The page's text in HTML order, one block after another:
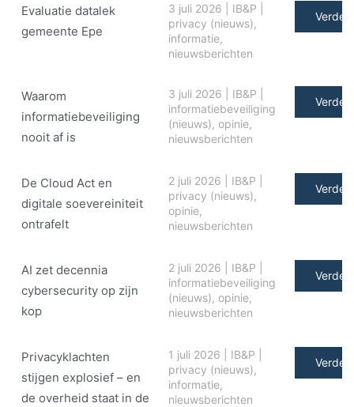
Evaluatie datalek
gemeente Epe
3 juli 2026 IB&P
privacy (nieuws),
informatie,
nieuwsberichten
Verder
Waarom
informatiebeveiliging
nooit af is
3 juli 2026 IB&P
informatiebeveiliging
(nieuws), opinie,
nieuwsberichten
Verder
De Cloud Act en
digitale soe­ve­rei­ni­teit
ontrafelt
2 juli 2026 IB&P
privacy (nieuws),
opinie,
nieuwsberichten
Verder
AI zet decennia
cybersecurity op zijn
kop
2 juli 2026 IB&P
informatiebeveiliging
(nieuws), opinie,
nieuwsberichten
Verder
Privacyklachten
stijgen explosief – en
de overheid staat in de
1 juli 2026 IB&P
privacy (nieuws),
informatie,
nieuwsberichten
Verder